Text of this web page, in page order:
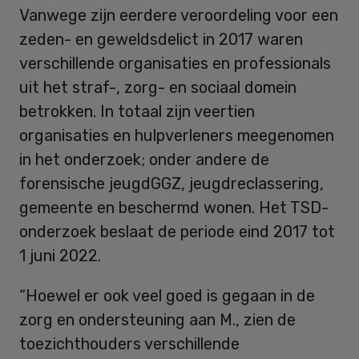
Vanwege zijn eerdere veroordeling voor een
zeden- en geweldsdelict in 2017 waren
verschillende organisaties en professionals
uit het straf-, zorg- en sociaal domein
betrokken. In totaal zijn veertien
organisaties en hulpverleners meegenomen
in het onderzoek; onder andere de
forensische jeugdGGZ, jeugdreclassering,
gemeente en beschermd wonen. Het TSD-
onderzoek beslaat de periode eind 2017 tot
1 juni 2022.
“Hoewel er ook veel goed is gegaan in de
zorg en ondersteuning aan M., zien de
toezichthouders verschillende